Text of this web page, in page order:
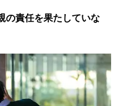
の責任を果たしていな